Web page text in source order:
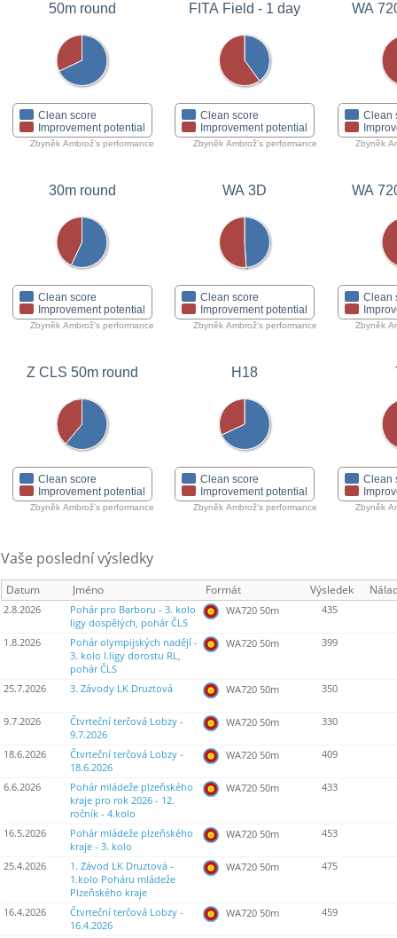
50m round
Clean score
Improvement potential
Zbyněk Ambrož's performance
FITA Field - 1 day
Clean score
Improvement potential
Zbyněk Ambrož's performance
WA
Clean
Zbyněk
30m round
Clean score
Improvement potential
Zbyněk Ambrož's performance
WA 3D
Clean score
Improvement potential
Zbyněk Ambrož's performance
WA
Clean
Zbyněk
Z CLS 50m round
Clean score
Improvement potential
Zbyněk Ambrož's performance
H18
Clean score
Improvement potential
Zbyněk Ambrož's performance
Clean
Zbyněk
Vaše poslední výsledky
Datum Jméno Formát Výsledek
2.8.2026
Pohár pro Barboru - 3. kolo
ligy dospělých, pohár ČLS
WA720 50m 435
1.8.2026
Pohár olympijských nadějí -
3. kolo I.ligy dorostu RL,
pohár ČLS
WA720 50m 399
25.7.2026 3. Závody LK Druztová WA720 50m 350
9.7.2026
Čtvrteční terčová Lobzy -
9.7.2026
WA720 50m 330
18.6.2026
Čtvrteční terčová Lobzy -
18.6.2026
WA720 50m 409
6.6.2026
Pohár mládeže plzeňského
kraje pro rok 2026 - 12.
ročník - 4.kolo
WA720 50m 433
16.5.2026
Pohár mládeže plzeňského
kraje - 3. kolo
WA720 50m 453
25.4.2026
1. Závod LK Druztová -
1.kolo Poháru mládeže
Plzeňského kraje
WA720 50m 475
16.4.2026
Čtvrteční terčová Lobzy -
16.4.2026
WA720 50m 459